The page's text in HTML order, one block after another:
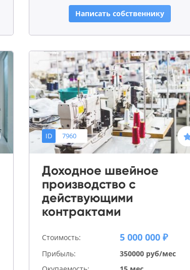
Написать собственнику
ID 7960
Доходное швейное
производство с
действующими
контрактами
Стоимость: 5 000 000 ₽
Прибыль:
350000 руб/мес